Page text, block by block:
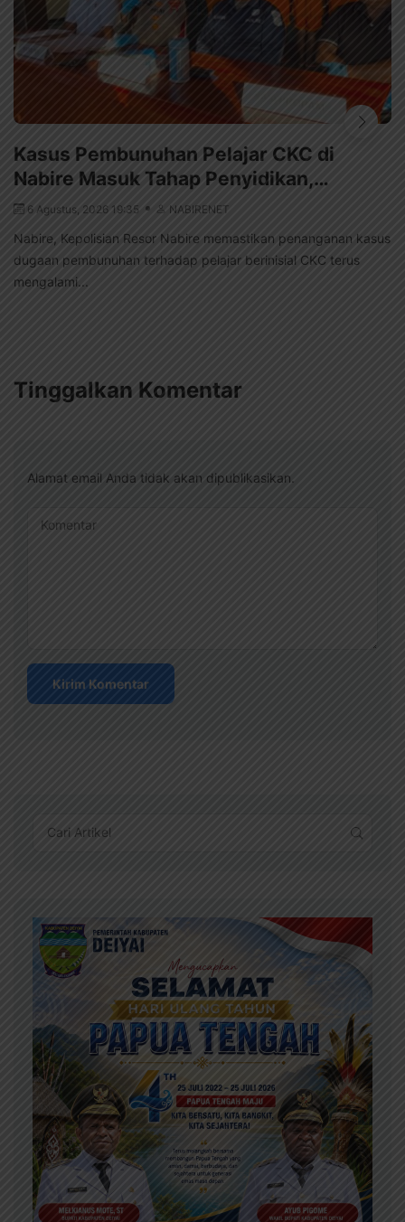
Kasus Pembunuhan Pelajar CKC di
Nabire Masuk Tahap Penyidikan,…
6 Agustus, 2026 19:35 NABIRENET
Nabire, Kepolisian Resor Nabire memastikan penanganan kasus
dugaan pembunuhan terhadap pelajar berinisial CKC terus
mengalami...
Tinggalkan Komentar
Alamat email Anda tidak akan dipublikasikan.
Komentar